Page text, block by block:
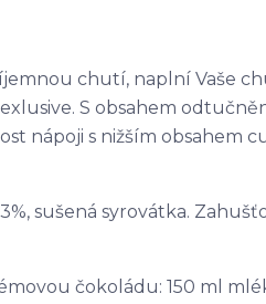
chutí, naplní Vaše
S obsahem
nápoji s nižším obsahem
sušená syrovátka.
čokoládu: 150 ml